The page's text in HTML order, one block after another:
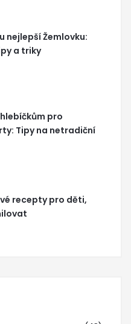
nejlepší Žemlovku:
a triky
pro
Tipy na netradiční
recepty pro děti,